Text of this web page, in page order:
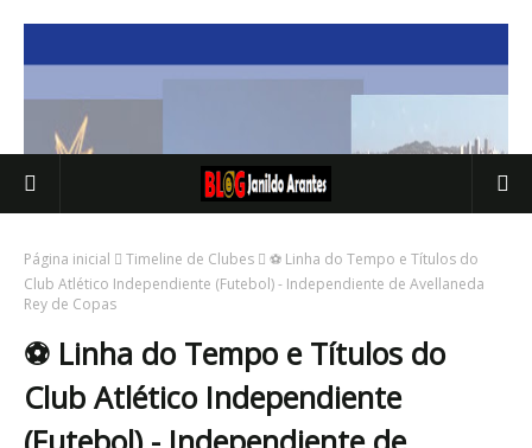
Página inicial Timeline de Clubes
⚽ Linha do Tempo e Títulos do
Club Atlético Independiente (Futebol) - Independiente de Avellaneda
Rey de Copas
⚽ Linha do Tempo e Títulos do
Club Atlético Independiente